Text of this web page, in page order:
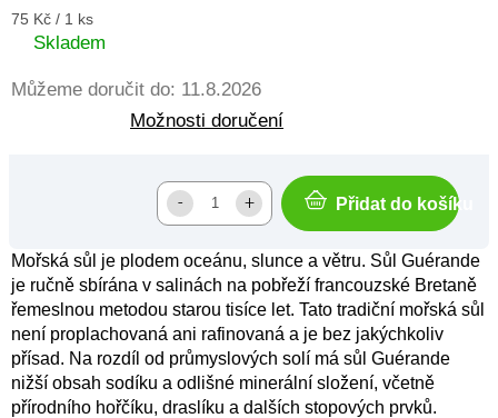
Měrná
cena:
75 Kč / 1 ks
Skladem
Můžeme doručit do: 11.8.2026
Možnosti doručení
Přidat do košíku
Mořská sůl je plodem oceánu, slunce a větru. Sůl Guérande
je ručně sbírána v salinách na pobřeží francouzské Bretaně
řemeslnou metodou starou tisíce let. Tato tradiční mořská sůl
není proplachovaná ani rafinovaná a je bez jakýchkoliv
přísad. Na rozdíl od průmyslových solí má sůl Guérande
nižší obsah sodíku a odlišné minerální složení, včetně
přírodního hořčíku, draslíku a dalších stopových prvků.